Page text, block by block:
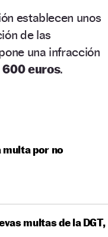
establecen unos
de las
una infracción
600 euros.
multa por no
multas de la DGT,